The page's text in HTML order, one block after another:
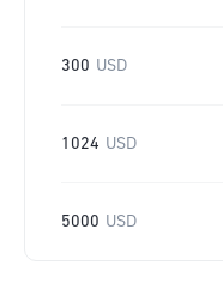
300 USD
1024 USD
5000 USD